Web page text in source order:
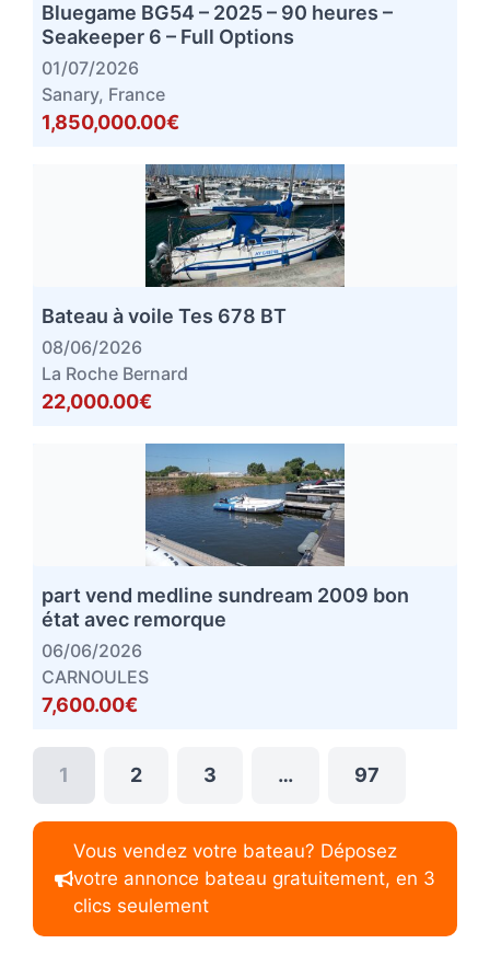
Bluegame BG54 – 2025 – 90 heures –
Seakeeper 6 – Full Options
01/07/2026
Sanary, France
1,850,000.00€
Bateau à voile Tes 678 BT
08/06/2026
La Roche Bernard
22,000.00€
part vend medline sundream 2009 bon
état avec remorque
06/06/2026
CARNOULES
7,600.00€
1 2 3 … 97
Vous vendez votre bateau? Déposez
votre annonce bateau gratuitement, en 3
clics seulement